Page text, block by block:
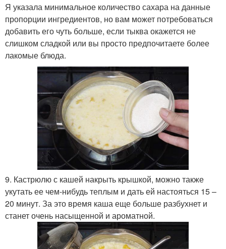
Я указала минимальное количество сахара на данные
пропорции ингредиентов, но вам может потребоваться
добавить его чуть больше, если тыква окажется не
слишком сладкой или вы просто предпочитаете более
лакомые блюда.
9. Кастрюлю с кашей накрыть крышкой, можно также
укутать ее чем-нибудь теплым и дать ей настояться 15 –
20 минут. За это время каша еще больше разбухнет и
станет очень насыщенной и ароматной.